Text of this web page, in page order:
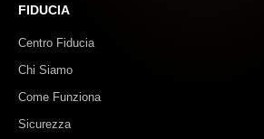
FIDUCIA
Centro Fiducia
Chi Siamo
Come Funziona
Sicurezza